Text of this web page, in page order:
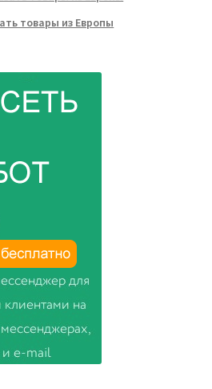
товары из Европы